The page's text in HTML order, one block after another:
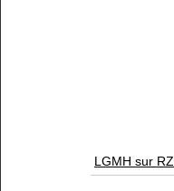
LGMH sur RZ